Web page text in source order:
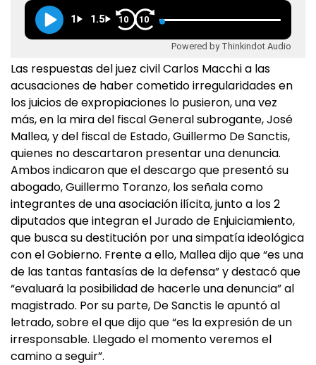
1 1.5 10 10
Powered by Thinkindot Audio
Las respuestas del juez civil Carlos Macchi a las
acusaciones de haber cometido irregularidades en
los juicios de expropiaciones lo pusieron, una vez
más, en la mira del fiscal General subrogante, José
Mallea, y del fiscal de Estado, Guillermo De Sanctis,
quienes no descartaron presentar una denuncia.
Ambos indicaron que el descargo que presentó su
abogado, Guillermo Toranzo, los señala como
integrantes de una asociación ilícita, junto a los 2
diputados que integran el Jurado de Enjuiciamiento,
que busca su destitución por una simpatía ideológica
con el Gobierno. Frente a ello, Mallea dijo que “es una
de las tantas fantasías de la defensa” y destacó que
“evaluará la posibilidad de hacerle una denuncia” al
magistrado. Por su parte, De Sanctis le apuntó al
letrado, sobre el que dijo que “es la expresión de un
irresponsable. Llegado el momento veremos el
camino a seguir”.